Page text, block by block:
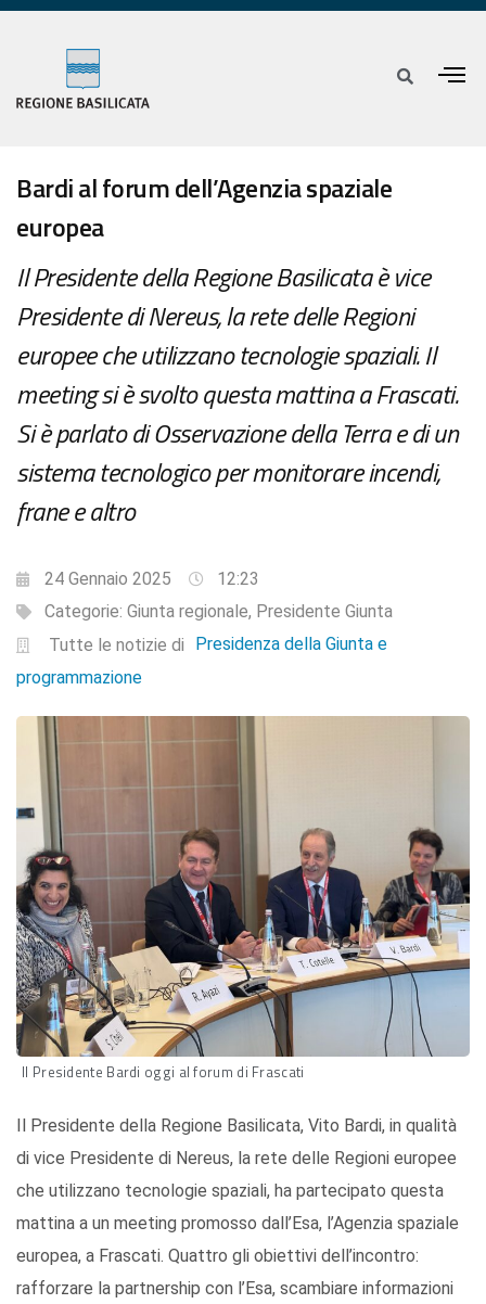
Bardi al forum dell’Agenzia spaziale
europea
Il Presidente della Regione Basilicata è vice
Presidente di Nereus, la rete delle Regioni
europee che utilizzano tecnologie spaziali. Il
meeting si è svolto questa mattina a Frascati.
Si è parlato di Osservazione della Terra e di un
sistema tecnologico per monitorare incendi,
frane e altro
24 Gennaio 2025
12:23
Categorie: Giunta regionale, Presidente Giunta
Tutte le notizie di
Presidenza della Giunta e
programmazione
Il Presidente Bardi oggi al forum di Frascati
Il Presidente della Regione Basilicata, Vito Bardi, in qualità
di vice Presidente di Nereus, la rete delle Regioni europee
che utilizzano tecnologie spaziali, ha partecipato questa
mattina a un meeting promosso dall’Esa, l’Agenzia spaziale
europea, a Frascati. Quattro gli obiettivi dell’incontro:
rafforzare la partnership con l’Esa, scambiare informazioni